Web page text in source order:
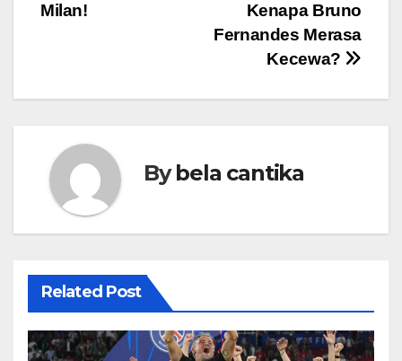
Kenapa Bruno
Fernandes Merasa
Kecewa?
Milan!
Bybela cantika
Related Post